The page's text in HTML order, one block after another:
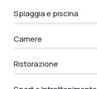
Spiaggia e piscina
Camere
Ristorazione